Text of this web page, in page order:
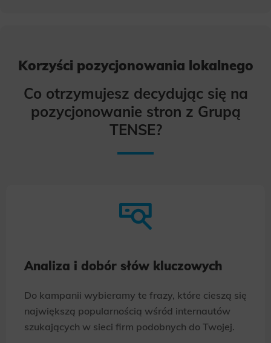
Korzyści pozycjonowania lokalnego
Co otrzymujesz decydując się na
pozycjonowanie stron z Grupą
TENSE?
Analiza i dobór słów kluczowych
Do kampanii wybieramy te frazy, które cieszą się
największą popularnością wśród internautów
szukających w sieci firm podobnych do Twojej.